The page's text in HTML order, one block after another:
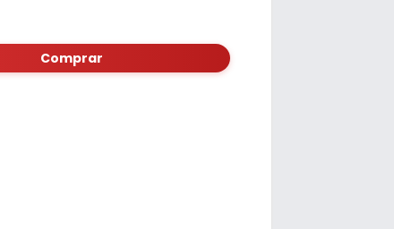
Comprar